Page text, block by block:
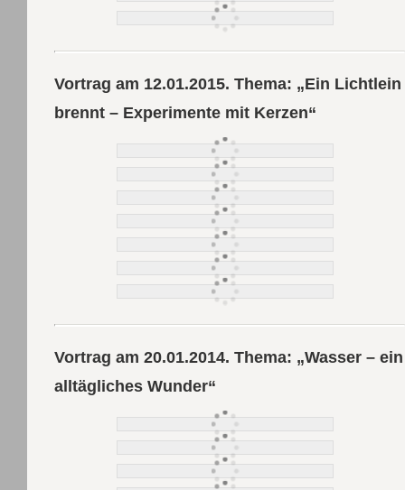
Vortrag am 12.01.2015. Thema: „Ein Lichtlein
brennt – Experimente mit Kerzen“
Vortrag am 20.01.2014. Thema: „Wasser – ein
alltägliches Wunder“